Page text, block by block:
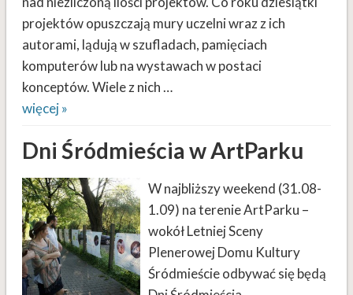
projektów opuszczają mury uczelni wraz z ich
autorami, lądują w szufladach, pamięciach
komputerów lub na wystawach w postaci
konceptów. Wiele z nich …
więcej »
Dni Śródmieścia w ArtParku
W najbliższy weekend (31.08-
1.09) na terenie ArtParku –
wokół Letniej Sceny
Plenerowej Domu Kultury
Śródmieście odbywać się będą